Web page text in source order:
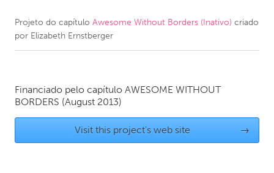
Amherstburg
Kingston
Kitchener-Waterloo
MALAYSIA
Projeto do capítulo Awesome Without Borders (Inativo) criado
por Elizabeth Ernstberger
Financiado pelo capítulo AWESOME WITHOUT
BORDERS (August 2013)
Visit this project's web site →